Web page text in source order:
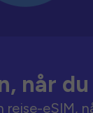
når
rejse-eSIM,